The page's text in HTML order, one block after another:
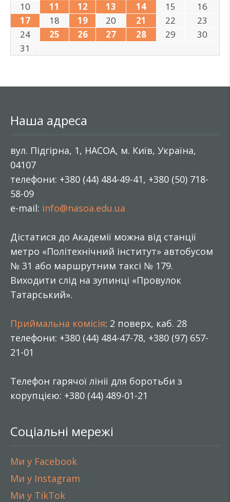
10
11 12 13 14 15
16
17
18 19 20 21 22
23
24
25 26 27 28 29
30
31
Наша адреса
вул. Підгірна, 1, НАСОА, м. Київ, Україна,
04107
телефони: +380 (44) 484-49-41, +380 (50) 718-
58-09
e-mail: info@nasoa.edu.ua
Дістатися до Академії можна від станції
метро «Політехнічний інститут» автобусом
№ 31 або маршрутним таксі № 179.
Виходити слід на зупинці «Провулок
Татарський».
Приймальна комісія: 2 поверх, каб. 28
телефони: +380 (44) 484-47-78, +380 (97) 657-
21-01
Телефон гарячої лінії для боротьби з
корупцією: +380 (44) 489-01-21
Соціальні мережі
Ми у Facebook
Ми у Instagram
Ми у TikTok